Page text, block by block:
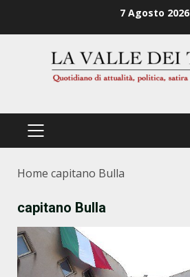
7 Agosto 2026
PRIMÄRES
Home capitano Bulla
capitano Bulla